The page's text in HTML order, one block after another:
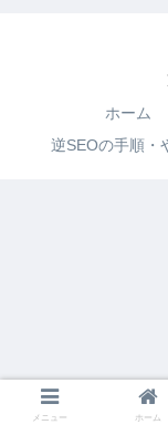
ホーム
逆SEOの手順・
メニュー ホーム